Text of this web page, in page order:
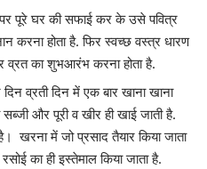
पूरे घर की सफाई कर के उसे पवित्र
करना होता है. फिर स्वच्छ वस्त्र धारण
व्रत का शुभआरंभ करना होता है.
व्रतीदिन में एक बार खाना खाना
और पूरी व खीर ही खाई जाती है.
खरना में जो प्रसाद तैयार किया जाता
का ही इस्तेमाल किया जाता है.